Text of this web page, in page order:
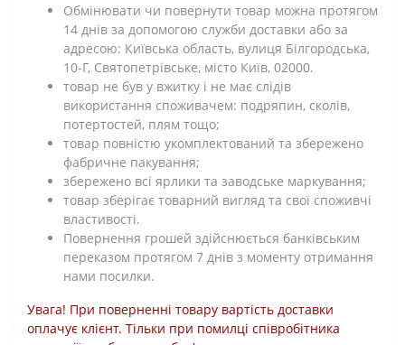
Обмінювати чи повернути товар можна протягом
14 днів за допомогою служби доставки або за
адресою: Київська область, вулиця Білгородська,
10-Г, Святопетрівське, місто Київ, 02000.
товар не був у вжитку і не має слідів
використання споживачем: подряпин, сколів,
потертостей, плям тощо;
товар повністю укомплектований та збережено
фабричне пакування;
збережено всі ярлики та заводське маркування;
товар зберігає товарний вигляд та свої споживчі
властивості.
Повернення грошей здійснюється банківським
переказом протягом 7 днів з моменту отримання
нами посилки.
Увага! При поверненні товару вартість доставки
оплачує клієнт. Тільки при помилці співробітника